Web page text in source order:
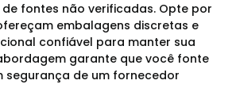
fontes não verificadas. Opte por
embalagens discretas e
confiável para manter sua
garante que você fonte
segurança de um fornecedor